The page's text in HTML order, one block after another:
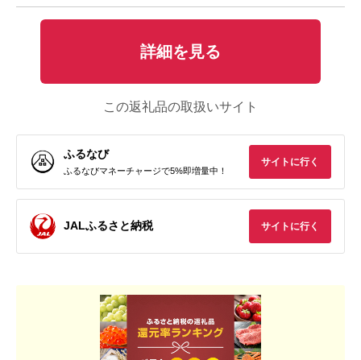
詳細を見る
この返礼品の取扱いサイト
ふるなび
ふるなびマネーチャージで5%即増量中！
サイトに行く
JALふるさと納税 サイトに行く